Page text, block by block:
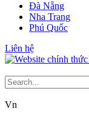
Đà Nẵng
Nha Trang
Phú Quốc
Liên hệ
Vn